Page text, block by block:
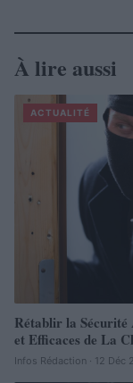
À lire aussi
ACTUALITÉ
Rétablir la Sécurité
et Efficaces de La
Infos Rédaction · 12 Déc